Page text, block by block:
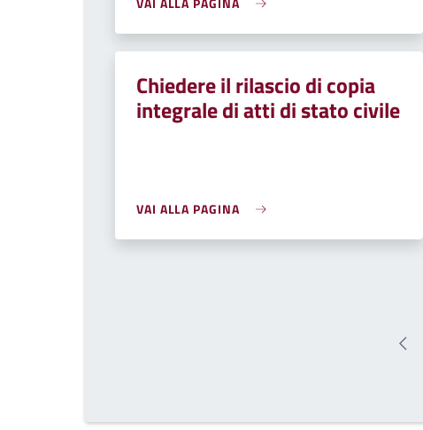
Chiedere il rilascio di copia
integrale di atti di stato civile
VAI ALLA PAGINA